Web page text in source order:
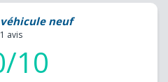
neuf
1 avis
10